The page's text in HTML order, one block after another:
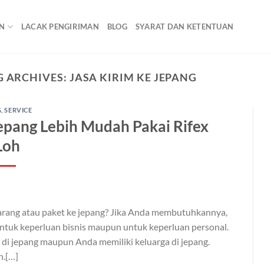
LACAK PENGIRIMAN BLOG SYARAT DAN KETENTUAN
ARCHIVES: JASA KIRIM KE JEPANG
,SERVICE
Lebih Mudah Pakai Rifex
atau paket ke jepang? Jika Anda membutuhkannya,
keperluan bisnis maupun untuk keperluan personal.
jepang maupun Anda memiliki keluarga di jepang.